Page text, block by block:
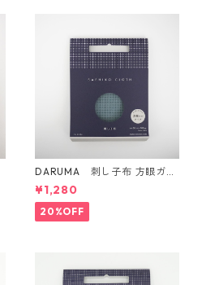
DARUMA 刺し子布 方眼ガイ
ドタイプ Col.5 にぶ青
¥1,280
20%OFF